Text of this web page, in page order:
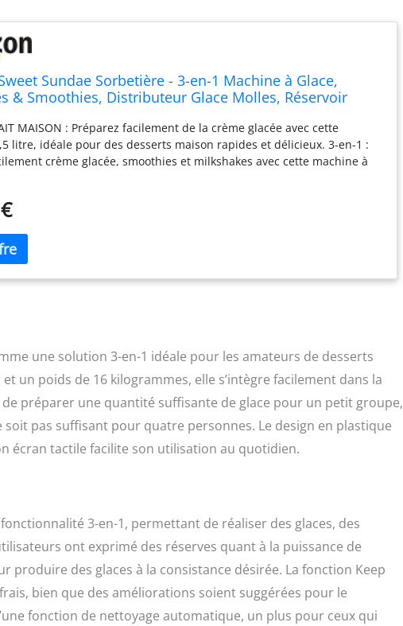
Sundae Sorbetière - 3-en-1 Machine à Glace,
& Smoothies, Distributeur Glace Molles, Réservoir
MAISON : Préparez facilement de la crème glacée avec cette
litre, idéale pour des desserts maison rapides et délicieux. 3-en-1 :
crème glacée, smoothies et milkshakes avec cette machine à
comme une glace italienne classique, cette sorbetière de
pour préparer des desserts glacés à la maison. VARIÉTÉ DE
litre, idéale pour préparer des desserts maison en un rien de temps.
avec son réservoir de 1,5 litre, cette sorbetière permet de
5 litres de glace par jour, idéale pour une utilisation au quotidien.
une solution 3-en-1 idéale pour les amateurs de desserts
un poids de 16 kilogrammes, elle s’intègre facilement dans la
préparer une quantité suffisante de glace pour un petit groupe,
pas suffisant pour quatre personnes. Le design en plastique
écran tactile facilite son utilisation au quotidien.
3-en-1, permettant de réaliser des glaces, des
ont exprimé des réserves quant à la puissance de
produire des glaces à la consistance désirée. La fonction Keep
bien que des améliorations soient suggérées pour le
fonction de nettoyage automatique, un plus pour ceux qui